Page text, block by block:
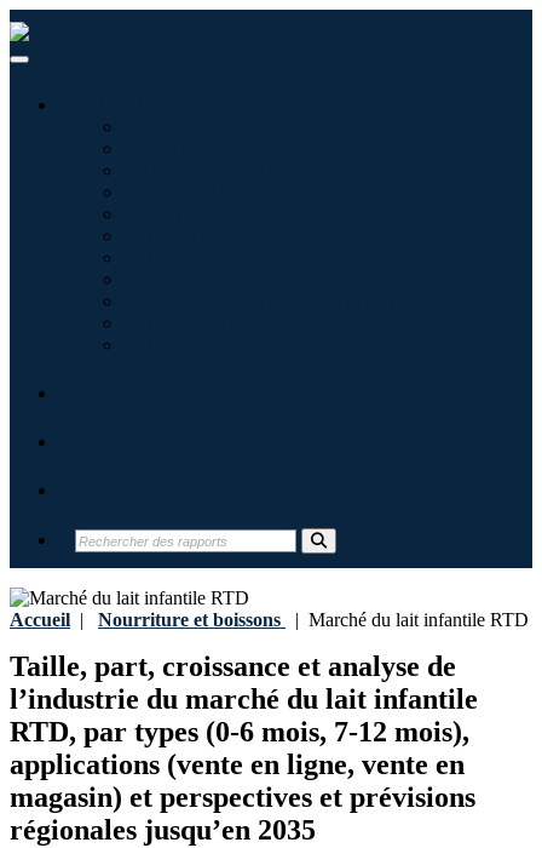
Accueil | Nourriture et boissons | Marché du lait infantile RTD
Taille, part, croissance et analyse de
l’industrie du marché du lait infantile
RTD, par types (0-6 mois, 7-12 mois),
applications (vente en ligne, vente en
magasin) et perspectives et prévisions
régionales jusqu’en 2035